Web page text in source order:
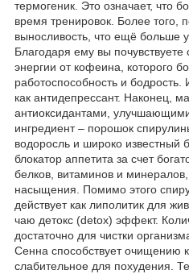
термогеник. Это означает, что
время тренировок. Более того,
выносливость, что ещё больше
Благодаря ему вы
энергии от кофеина, которого
работоспособность и
как антидепрессант. Наконец,
антиоксидантами,
ингредиент – порошок
водоросль и широко известный
блокатор аппетита за счет
белков, витаминов и
насыщения. Помимо этого
действует как липолитик для
чаю детокс (detox) эффект.
достаточно для чистки
Сенна способствует очищению
слабительное для похудения.